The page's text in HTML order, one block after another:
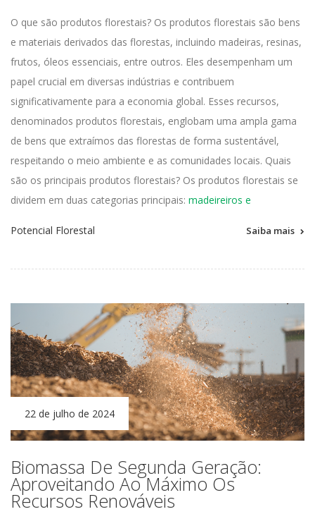
O que são produtos florestais? Os produtos florestais são bens
e materiais derivados das florestas, incluindo madeiras, resinas,
frutos, óleos essenciais, entre outros. Eles desempenham um
papel crucial em diversas indústrias e contribuem
significativamente para a economia global. Esses recursos,
denominados produtos florestais, englobam uma ampla gama
de bens que extraímos das florestas de forma sustentável,
respeitando o meio ambiente e as comunidades locais. Quais
são os principais produtos florestais? Os produtos florestais se
dividem em duas categorias principais: madeireiros e
Potencial Florestal Saiba mais
22 de julho de 2024
Biomassa De Segunda Geração:
Aproveitando Ao Máximo Os
Recursos Renováveis